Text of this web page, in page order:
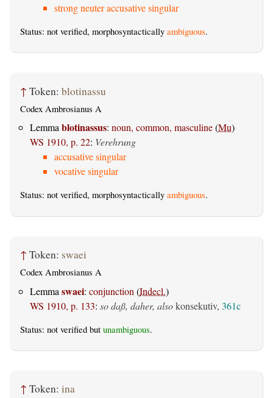
strong neuter accusative singular
Status: not verified, morphosyntactically ambiguous.
↑ Token: blotinassu
Codex Ambrosianus A
Lemmablotinassus: noun, common, masculine(Mu)
WS 1910, p. 22: Verehrung
accusative singular
vocative singular
Status: not verified, morphosyntactically ambiguous.
↑ Token: swaei
Codex Ambrosianus A
Lemma swaei: conjunction (Indecl.)
WS 1910, p. 133: so daß, daher, alsokonsekutiv, 361c
Status: not verified but unambiguous.
↑ Token: ina